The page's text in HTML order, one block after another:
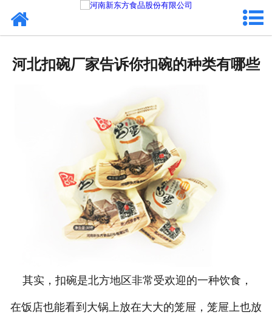
关于新东方
加入新东方
联系我们
河北扣碗厂家告诉你扣碗的种类有哪些
其实，扣碗是北方地区非常受欢迎的一种饮食，
在饭店也能看到大锅上放在大大的笼屉，笼屉上也放